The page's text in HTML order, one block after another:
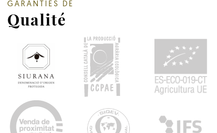
GARANTIES DE
Qualité